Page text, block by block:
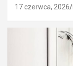
17 czerwca, 2026